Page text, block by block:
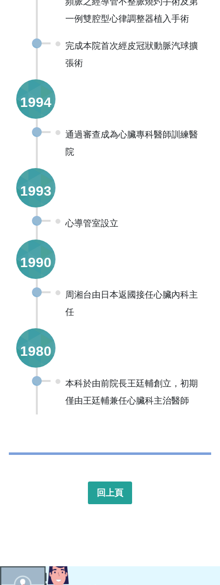
一例雙腔型心律調整器植入手術
完成本院首次經皮冠狀動脈汽球擴
張術
1994
通過審查成為心臟專科醫師訓練醫
院
1993
心導管室設立
1990
周湘台由日本返國接任心臟內科主
任
1980
本科於由前院長王廷輔創立，初期
僅由王廷輔兼任心臟科主治醫師
回上頁